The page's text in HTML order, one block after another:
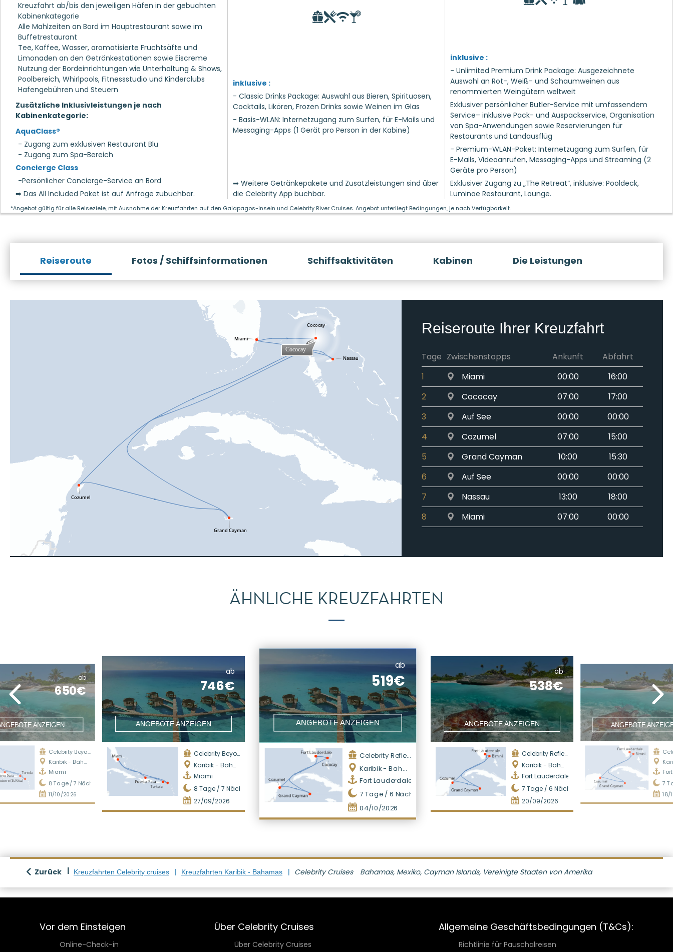
Kreuzfahrt ab/bis den jeweiligen Häfen in der gebuchten
Kabinenkategorie
Alle Mahlzeiten an Bord im Hauptrestaurant sowie im
Buffetrestaurant
Tee, Kaffee, Wasser, aromatisierte Fruchtsäfte und
Limonaden an den Getränkestationen sowie Eiscreme
Nutzung der Bordeinrichtungen wie Unterhaltung & Shows,
Poolbereich, Whirlpools, Fitnessstudio und Kinderclubs
Hafengebühren und Steuern
Zusätzliche Inklusivleistungen je nach
Kabinenkategorie:
AquaClass®
- Zugang zum exklusiven Restaurant Blu
- Zugang zum Spa-Bereich
Concierge Class
-Persönlicher Concierge-Service an Bord
➡ Das All Included Paket ist auf Anfrage zubuchbar.
inklusive :
- Classic Drinks Package: Auswahl aus Bieren, Spirituosen,
Cocktails, Likören, Frozen Drinks sowie Weinen im Glas
- Basis-WLAN: Internetzugang zum Surfen, für E-Mails und
Messaging-Apps (1 Gerät pro Person in der Kabine)
➡ Weitere Getränkepakete und Zusatzleistungen sind über
die Celebrity App buchbar.
inklusive :
- Unlimited Premium Drink Package: Ausgezeichnete
Auswahl an Rot-, Weiß- und Schaumweinen aus
renommierten Weingütern weltweit
Exklusiver persönlicher Butler-Service mit umfassendem
Service– inklusive Pack- und Auspackservice, Organisation
von Spa-Anwendungen sowie Reservierungen für
Restaurants und Landausflüg
- Premium-WLAN-Paket: Internetzugang zum Surfen, für
E-Mails, Videoanrufen, Messaging-Apps und Streaming (2
Geräte pro Person)
Exklusiver Zugang zu „The Retreat“, inklusive: Pooldeck,
Luminae Restaurant, Lounge.
*Angebot gültig für alle Reiseziele, mit Ausnahme der Kreuzfahrten auf den Galapagos-Inseln und Celebrity River Cruises. Angebot unterliegt Bedingungen, je nach Verfügbarkeit.
Reiseroute Fotos / Schiffsinformationen Schiffsaktivitäten Kabinen Die Leistungen
Reiseroute Ihrer Kreuzfahrt
Tage Zwischenstopps Ankunft
Abfahrt
1
Miami 00:00
16:00
2
Cococay 07:00
17:00
3
Auf See 00:00
00:00
4
Cozumel 07:00
15:00
5
Grand Cayman 10:00
15:30
6
Auf See 00:00
00:00
7
Nassau 13:00
18:00
8
Miami 07:00 00:00
ÄHNLICHE KREUZFAHRTEN
ab
650€
ANZEIGEN
Celebrity Beyond
Karibik - Bahamas
Miami
8Tage /7 Nächte
11/10/2026
ab
746€
ANGEBOTE ANZEIGEN
Celebrity Beyond
Karibik - Bahamas
Miami
8 Tage / 7 Nächte
27/09/2026
ab
519€
ANGEBOTE ANZEIGEN
Celebrity Reflection
Karibik - Bahamas
Fort Lauderdale
7 Tage / 6 Nächte
04/10/2026
ab
538€
ANGEBOTE ANZEIGEN
Celebrity Reflection
Karibik - Bahamas
Fort Lauderdale
7 Tage /6 Nächte
20/09/2026
ANGEBOTE
7
18/
Zurück Kreuzfahrten Celebrity cruises Kreuzfahrten Karibik - Bahamas Celebrity Cruises Bahamas, Mexiko, Cayman Islands, Vereinigte Staaten von Amerika
Vor dem Einsteigen
Online-Check-in
Über Celebrity Cruises
Über Celebrity Cruises
Allgemeine Geschäftsbedingungen (T&Cs):
Richtlinie für Pauschalreisen